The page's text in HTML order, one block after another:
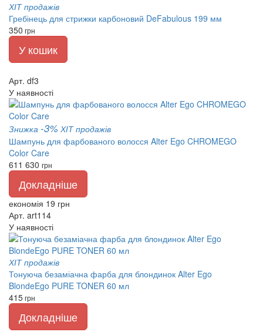
ХІТ продажів
Гребінець для стрижки карбоновий DeFabulous 199 мм
350 грн
У кошик
Арт. df3
У наявності
Знижка -3% ХІТ продажів
Шампунь для фарбованого волосся Alter Ego CHROMEGO
Color Care
611 630 грн
Докладніше
економія 19 грн
Арт. art114
У наявності
ХІТ продажів
Тонуюча безаміачна фарба для блондинок Alter Ego
BlondeEgo PURE TONER 60 мл
415грн
Докладніше